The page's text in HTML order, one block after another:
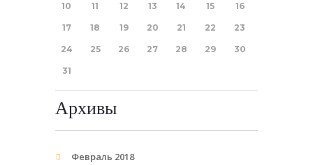
10 11 12 13 14 15 16
17 18 19 20 21 22 23
24 25 26 27 28 29 30
31
Архивы
Февраль 2018